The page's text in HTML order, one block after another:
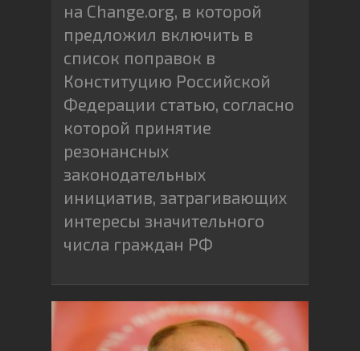
на Change.org, в которой
предложил включить в
список поправок в
Конституцию Российской
Федерации статью, согласно
которой принятие
резонансных
законодательных
инициатив, затрагивающих
интересы значительного
числа граждан РФ